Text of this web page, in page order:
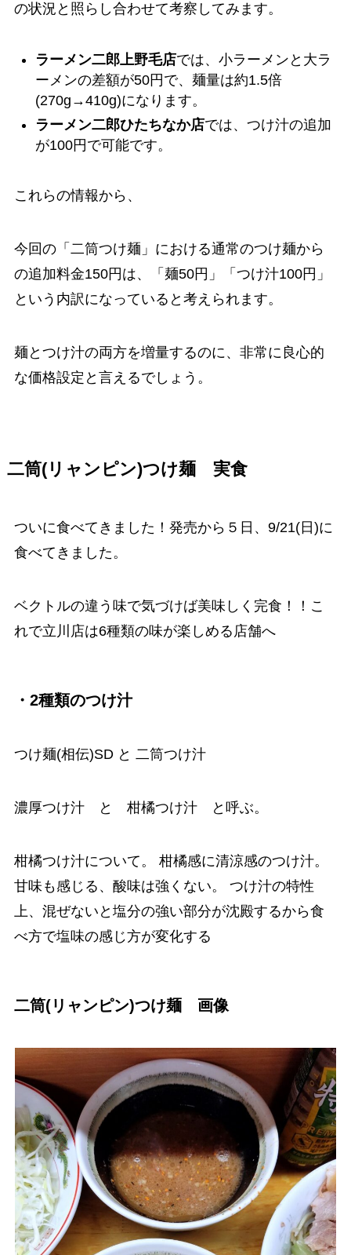
の状況と照らし合わせて考察してみます。
ラーメン二郎上野毛店では、小ラーメンと大ラ
ーメンの差額が50円で、麺量は約1.5倍
(270g→410g)になります。
ラーメン二郎ひたちなか店では、つけ汁の追加
が100円で可能です。
これらの情報から、
今回の「二筒つけ麺」における通常のつけ麺から
の追加料金150円は、「麺50円」「つけ汁100円」
という内訳になっていると考えられます。
麺とつけ汁の両方を増量するのに、非常に良心的
な価格設定と言えるでしょう。
二筒(リャンピン)つけ麺 実食
ついに食べてきました！発売から５日、9/21(日)に
食べてきました。
ベクトルの違う味で気づけば美味しく完食！！こ
れで立川店は6種類の味が楽しめる店舗へ
・2種類のつけ汁
つけ麺(相伝)SD と 二筒つけ汁
濃厚つけ汁 と 柑橘つけ汁 と呼ぶ。
柑橘つけ汁について。 柑橘感に清涼感のつけ汁。
甘味も感じる、酸味は強くない。 つけ汁の特性
上、混ぜないと塩分の強い部分が沈殿するから食
べ方で塩味の感じ方が変化する
二筒(リャンピン)つけ麺 画像